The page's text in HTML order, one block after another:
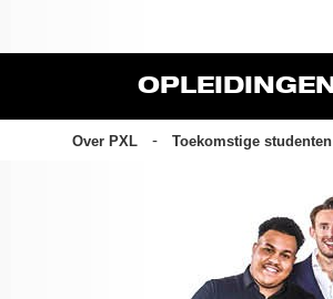
OPLEIDINGEN
Over PXL Toekomstige studenten